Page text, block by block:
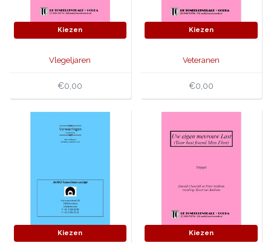
Kiezen
Vlegeljaren
€0,00
Kiezen
Veteranen
€0,00
Kiezen Kiezen